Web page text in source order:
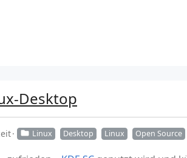
Desktop
Linux Desktop Linux Open Source